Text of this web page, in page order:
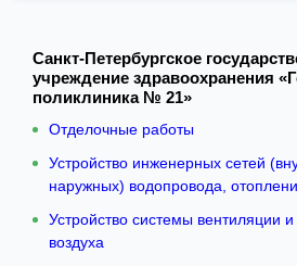
Санкт-Петербургское
учреждение здравоохранения
поликлиника № 21»
Отделочные работы
Устройство инженерных сетей
наружных) водопровода,
Устройство системы вентиляции
воздуха